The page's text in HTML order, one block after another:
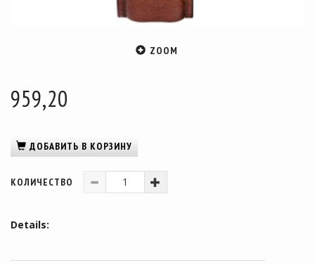
ZOOM
959,20
ДОБАВИТЬ В КОРЗИНУ
КОЛИЧЕСТВО
Details: